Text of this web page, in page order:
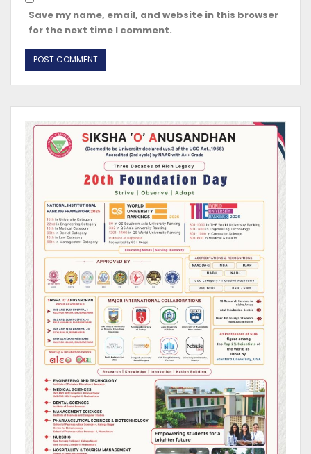
Save my name, email, and website in this browser
for the next time I comment.